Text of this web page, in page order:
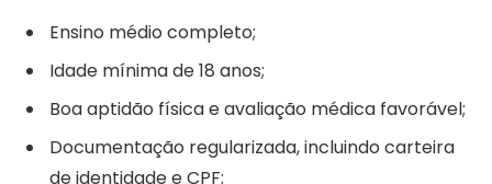
Ensino médio completo;
Idade mínima de 18 anos;
Boa aptidão física e avaliação médica favorável;
Documentação regularizada, incluindo carteira
de identidade e CPF;